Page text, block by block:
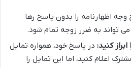
اظهارنامه را بدون پاسخ رها
تواند به ضرر زوجه تمام شود.
کنید: در پاسخ خود، همواره تمایل
اعلام کنید، اما این تمایل را